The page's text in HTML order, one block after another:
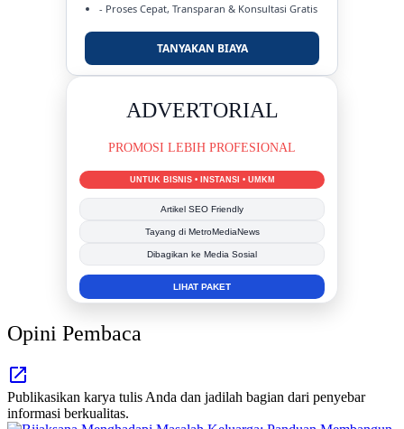
- Proses Cepat, Transparan & Konsultasi Gratis
TANYAKAN BIAYA
ADVERTORIAL
PROMOSI LEBIH PROFESIONAL
UNTUK BISNIS • INSTANSI • UMKM
Artikel SEO Friendly
Tayang di MetroMediaNews
Dibagikan ke Media Sosial
LIHAT PAKET
Opini Pembaca
Publikasikan karya tulis Anda dan jadilah bagian dari penyebar
informasi berkualitas.